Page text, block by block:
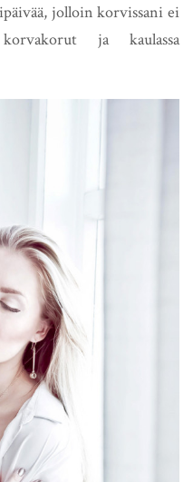
jolloin korvissani ei
ja kaulassa